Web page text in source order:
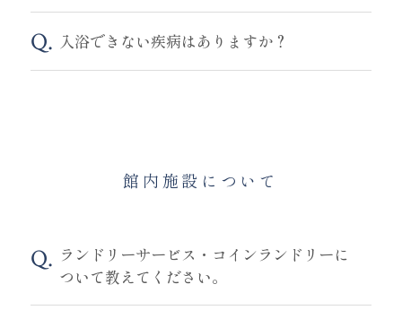
入浴できない疾病はありますか？
館内施設について
ランドリーサービス・コインランドリーに
ついて教えてください。